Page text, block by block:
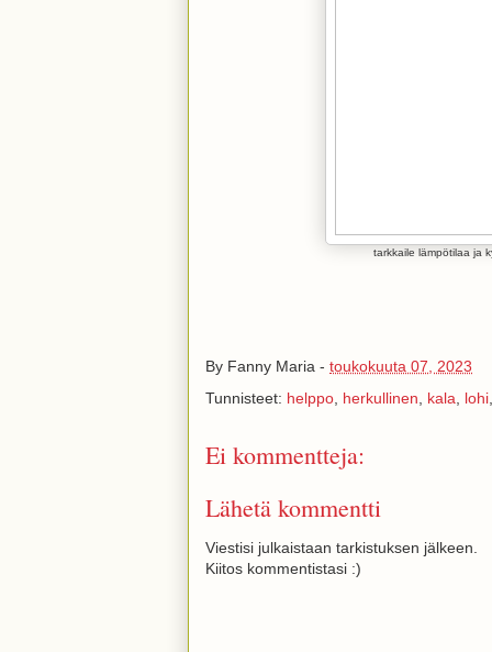
tarkkaile lämpötilaa ja
By Fanny Maria - toukokuuta 07, 2023
Tunnisteet: helppo herkullinen kala lohi
Ei kommentteja:
Lähetä kommentti
Viestisi julkaistaan tarkistuksen jälkeen.
Kiitos kommentistasi :)